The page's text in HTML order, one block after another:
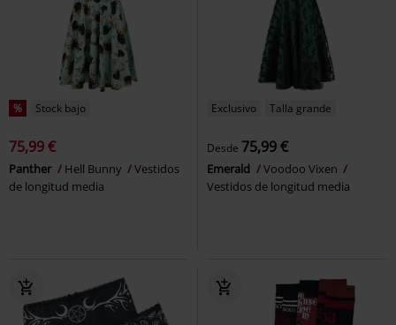
% Stock bajo
75,99 €
Panther Hell Bunny
Vestidos
de longitud media
Exclusivo Talla grande
Desde 75,99 €
Emerald
Voodoo Vixen
Vestidos de longitud media